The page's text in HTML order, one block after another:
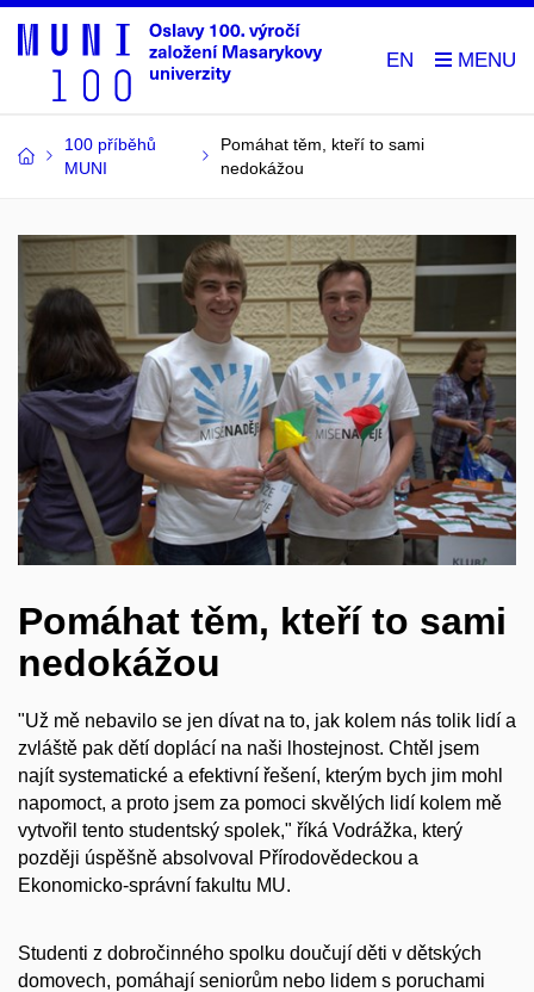
EN
100 příběhů
MUNI
Pomáhat těm, kteří to sami
nedokážou
Pomáhat těm, kteří to sami
nedokážou
"Už mě nebavilo se jen dívat na to, jak kolem nás tolik lidí a
zvláště pak dětí doplácí na naši lhostejnost. Chtěl jsem
najít systematické a efektivní řešení, kterým bych jim mohl
napomoct, a proto jsem za pomoci skvělých lidí kolem mě
vytvořil tento studentský spolek," říká Vodrážka, který
později úspěšně absolvoval Přírodovědeckou a
Ekonomicko-správní fakultu MU.
Studenti z dobročinného spolku doučují děti v dětských
domovech, pomáhají seniorům nebo lidem s poruchami